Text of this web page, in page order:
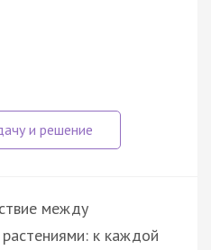
между
к каждой